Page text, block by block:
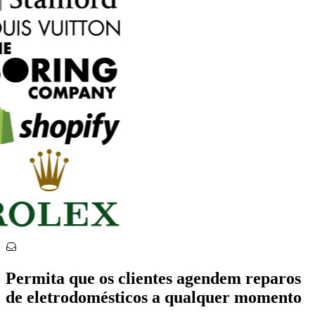
Permita que os clientes agendem reparos
de eletrodomésticos a qualquer momento